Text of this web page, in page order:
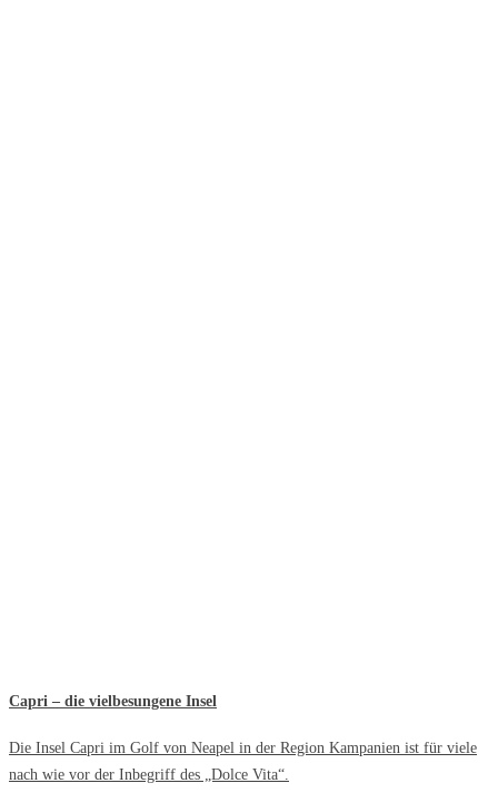
Capri – die vielbesungene Insel
Die Insel Capri im Golf von Neapel in der Region Kampanien ist für viele
nach wie vor der Inbegriff des „Dolce Vita“.